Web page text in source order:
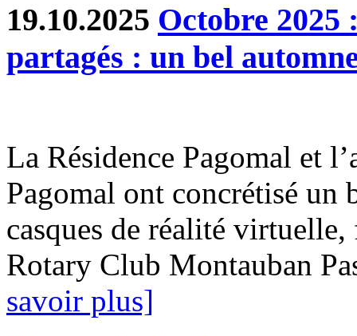
19.10.2025 Octobre 2025
partagés : un bel
La Résidence Pagomal et
Pagomal ont concrétisé un
casques de réalité
Rotary Club Montauban
savoir plus]